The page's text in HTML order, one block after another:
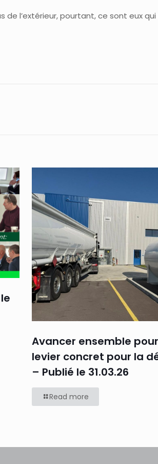
l’extérieur, pourtant, ce sont eux
Avancer ensemble
levier concret pour la
– Publié le 31.03.26
Read more